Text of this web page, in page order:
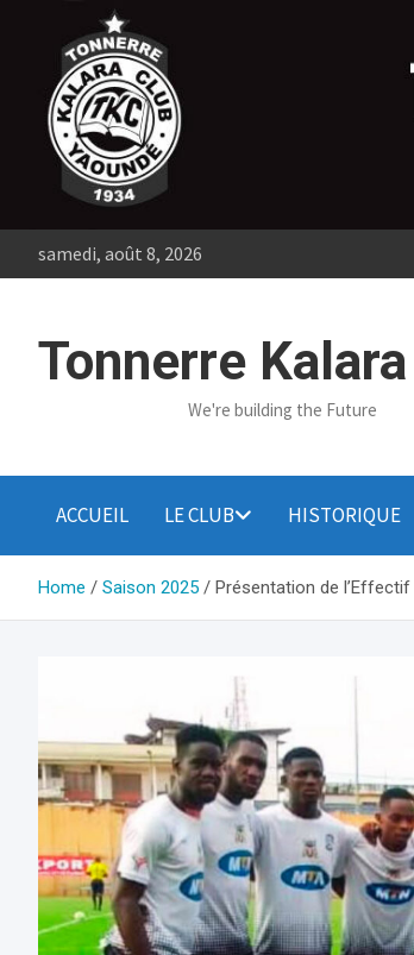
samedi, août 8, 2026
Tonnerre
We're building the Future
ACCUEIL LE CLUB HISTORIQUE
Home Saison 2025 Présentation de